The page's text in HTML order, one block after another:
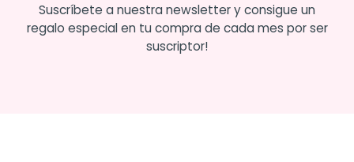
Suscríbete a nuestra newsletter y consigue un
regalo especial en tu compra de cada mes por ser
suscriptor!